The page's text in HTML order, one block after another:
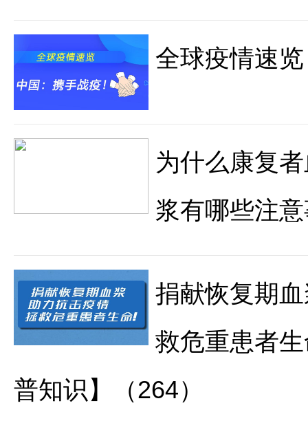
全球疫情速
为什么康复
浆有哪些注
捐献恢复期
救危重患者
普知识】（264）